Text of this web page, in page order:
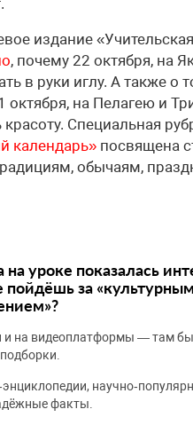
издание
, почему 22 октября, на
в руки иглу. А также о
октября, на Пелагею и
Специальная
календарь» посвящена
обычаям,
на уроке показалась
пойдёшь за «культурным
и на видеоплатформы — там
факты.